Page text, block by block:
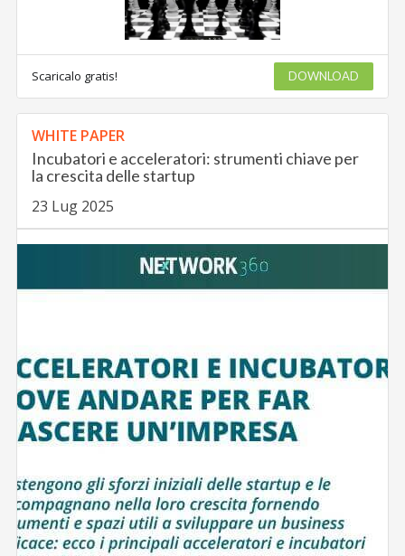
Scaricalo gratis! DOWNLOAD
WHITE PAPER
Incubatori e acceleratori: strumenti chiave per
la crescita delle startup
23 Lug 2025